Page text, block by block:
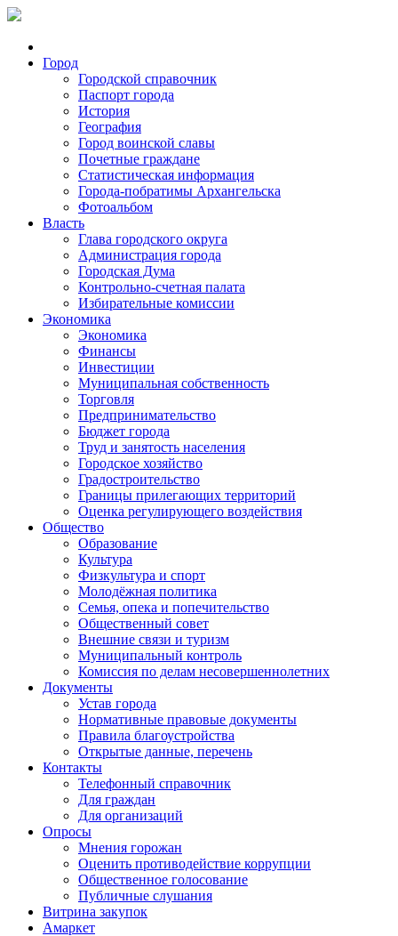
Город
Городской справочник
Паспорт города
История
География
Город воинской славы
Почетные граждане
Статистическая информация
Города-побратимы Архангельска
Фотоальбом
Власть
Глава городского округа
Администрация города
Городская Дума
Контрольно-счетная палата
Избирательные комиссии
Экономика
Экономика
Финансы
Инвестиции
Муниципальная собственность
Торговля
Предпринимательство
Бюджет города
Труд и занятость населения
Городское хозяйство
Градостроительство
Границы прилегающих территорий
Оценка регулирующего воздействия
Общество
Образование
Культура
Физкультура и спорт
Молодёжная политика
Семья, опека и попечительство
Общественный совет
Внешние связи и туризм
Муниципальный контроль
Комиссия по делам несовершеннолетних
Документы
Устав города
Нормативные правовые документы
Правила благоустройства
Открытые данные, перечень
Контакты
Телефонный справочник
Для граждан
Для организаций
Опросы
Мнения горожан
Оценить противодействие коррупции
Общественное голосование
Публичные слушания
Витрина закупок
Амаркет